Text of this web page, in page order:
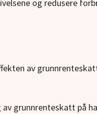
og redusere
av
grunnrenteskatt på